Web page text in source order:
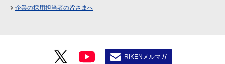
企業の採用担当者の皆さまへ
RIKENメルマガ